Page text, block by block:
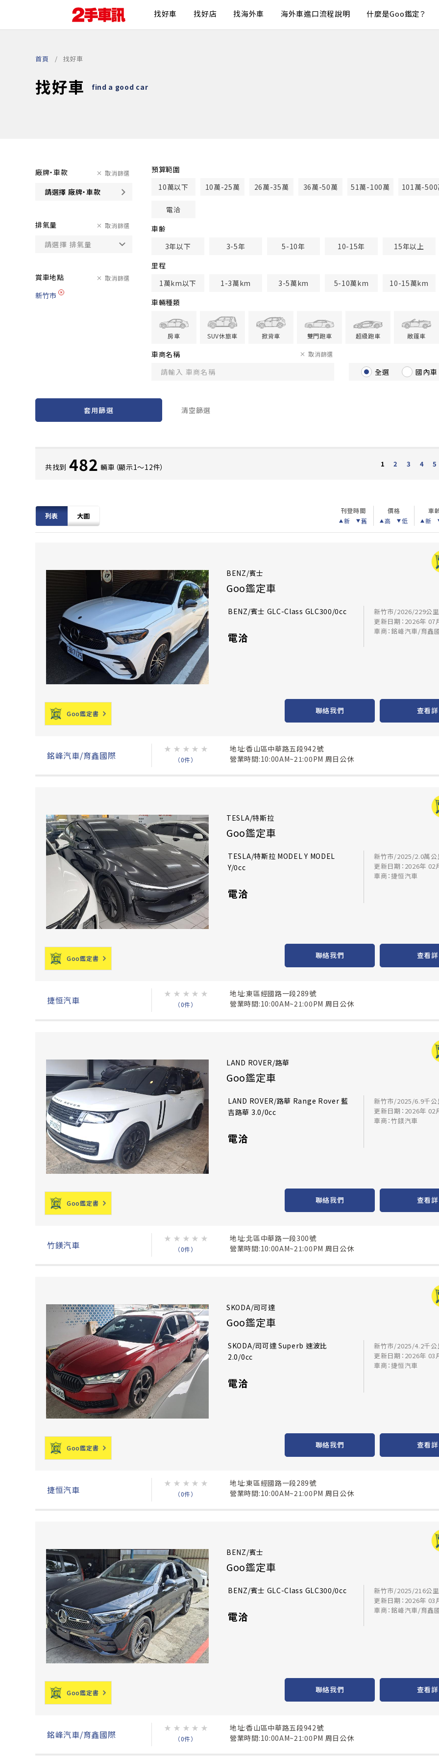
找好車 找好店 找海外車 海外車進口流程說明 什麼是Goo鑑定？
首頁 找好車
找好車 find a good car
廠牌・車款
請選擇 廠牌・車款
取消篩選
排氣量 取消篩選
賞車地點 取消篩選
新竹市
預算範圍
10萬以下
10萬-25萬 26萬-35萬 36萬-50萬 51萬-100萬 101萬-500
電洽
車齢
3年以下
3-5年 5-10年 10-15年
15年以上
里程
1萬km以下
1-3萬km 3-5萬km 5-10萬km
10-15萬km
車輛種類
房車 SUV休旅車 掀背車 雙門跑車 超級跑車 敞篷車
車商名稱 取消篩選
全選 國內車
套用篩選 清空篩選
共找到 482 輛車（顯示1〜12件） 1 2 3 4 5
列表 大圖
刊登時間
新
舊
價格
高
低
車
新
BENZ/賓士
Goo鑑定車
BENZ/賓士 GLC-Class GLC300/0cc
電洽
新竹市/2026/229公里
更新日期：2026年 07
車商：銘峰汽車/育鑫
Goo鑑定書 聯絡我們 查看
銘峰汽車/育鑫國際
★ ★ ★ ★ ★
（0件）
地址:香山區中華路五段942號
營業時間:10:00AM~21:00PM 周日公休
TESLA/特斯拉
Goo鑑定車
TESLA/特斯拉 MODEL Y MODEL
Y/0cc
電洽
新竹市/2025/2.0萬公
更新日期：2026年 02
車商：捷恒汽車
Goo鑑定書 聯絡我們 查看
捷恒汽車
★ ★ ★ ★ ★
（0件）
地址:東區經國路一段289號
營業時間:10:00AM~21:00PM 周日公休
LAND ROVER/路華
Goo鑑定車
LAND ROVER/路華 Range Rover 藍
吉路華 3.0/0cc
電洽
新竹市/2025/6.9千公
更新日期：2026年 02
車商：竹鎂汽車
Goo鑑定書 聯絡我們 查看
竹鎂汽車
★ ★ ★ ★ ★
（0件）
地址:北區中華路一段300號
營業時間:10:00AM~21:00PM 周日公休
SKODA/司可達
Goo鑑定車
SKODA/司可達 Superb 速波比
2.0/0cc
電洽
新竹市/2025/4.2千公
更新日期：2026年 03
車商：捷恒汽車
Goo鑑定書 聯絡我們 查看
捷恒汽車
★ ★ ★ ★ ★
（0件）
地址:東區經國路一段289號
營業時間:10:00AM~21:00PM 周日公休
BENZ/賓士
Goo鑑定車
BENZ/賓士 GLC-Class GLC300/0cc
電洽
新竹市/2025/216公里
更新日期：2026年 03
車商：銘峰汽車/育鑫
Goo鑑定書 聯絡我們 查看
銘峰汽車/育鑫國際
★ ★ ★ ★ ★
（0件）
地址:香山區中華路五段942號
營業時間:10:00AM~21:00PM 周日公休